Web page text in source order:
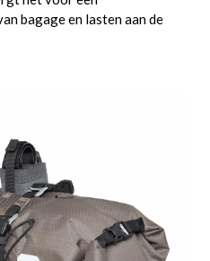
bagage en lasten aan de